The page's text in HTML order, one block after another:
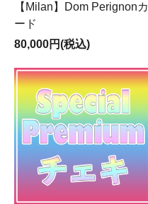
【Milan】Dom Perignonカ
ード
80,000円(税込)